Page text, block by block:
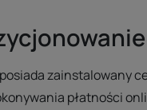
zainstalowany
płatności